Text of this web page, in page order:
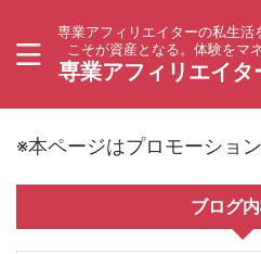
専業アフィリエイターの私生
こそが資産となる。体験をマ
専業アフィリエイタ
※本ページはプロモーショ
ブログ